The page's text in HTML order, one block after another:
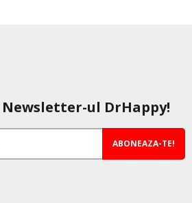
ul DrHappy!
ABONEAZA-TE!